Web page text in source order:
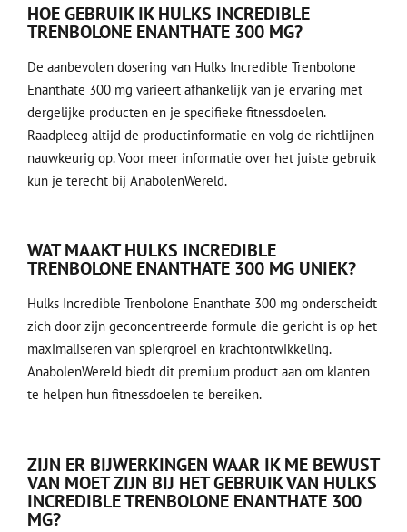
HOE GEBRUIK IK HULKS INCREDIBLE
TRENBOLONE ENANTHATE 300 MG?
De aanbevolen dosering van Hulks Incredible Trenbolone
Enanthate 300 mg varieert afhankelijk van je ervaring met
dergelijke producten en je specifieke fitnessdoelen.
Raadpleeg altijd de productinformatie en volg de richtlijnen
nauwkeurig op. Voor meer informatie over het juiste gebruik
kun je terecht bij AnabolenWereld.
WAT MAAKT HULKS INCREDIBLE
TRENBOLONE ENANTHATE 300 MG UNIEK?
Hulks Incredible Trenbolone Enanthate 300 mg onderscheidt
zich door zijn geconcentreerde formule die gericht is op het
maximaliseren van spiergroei en krachtontwikkeling.
AnabolenWereld biedt dit premium product aan om klanten
te helpen hun fitnessdoelen te bereiken.
ZIJN ER BIJWERKINGEN WAAR IK ME BEWUST
VAN MOET ZIJN BIJ HET GEBRUIK VAN HULKS
INCREDIBLE TRENBOLONE ENANTHATE 300
MG?